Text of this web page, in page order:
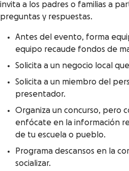
invita a los padres o familias a
preguntas y respuestas.
Antes del evento, forma
equipo recaude fondos de
Solicita a un negocio local
Solicita a un miembro del
presentador.
Organiza un concurso, pero
enfócate en la información
de tu escuela o pueblo.
Programa descansos en la
socializar.